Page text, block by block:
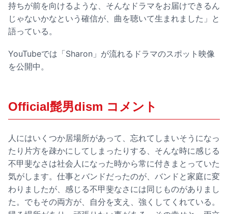
持ちが前を向けるような、そんなドラマをお届けできるん
じゃないかなという確信が、曲を聴いて生まれました」と
語っている。
YouTubeでは「Sharon」が流れるドラマのスポット映像
を公開中。
Official髭男dism コメント
人にはいくつか居場所があって、忘れてしまいそうになっ
たり片方を疎かにしてしまったりする、そんな時に感じる
不甲斐なさは社会人になった時から常に付きまとっていた
気がします。仕事とバンドだったのが、バンドと家庭に変
わりましたが、感じる不甲斐なさには同じものがありまし
た。でもその両方が、自分を支え、強くしてくれている。